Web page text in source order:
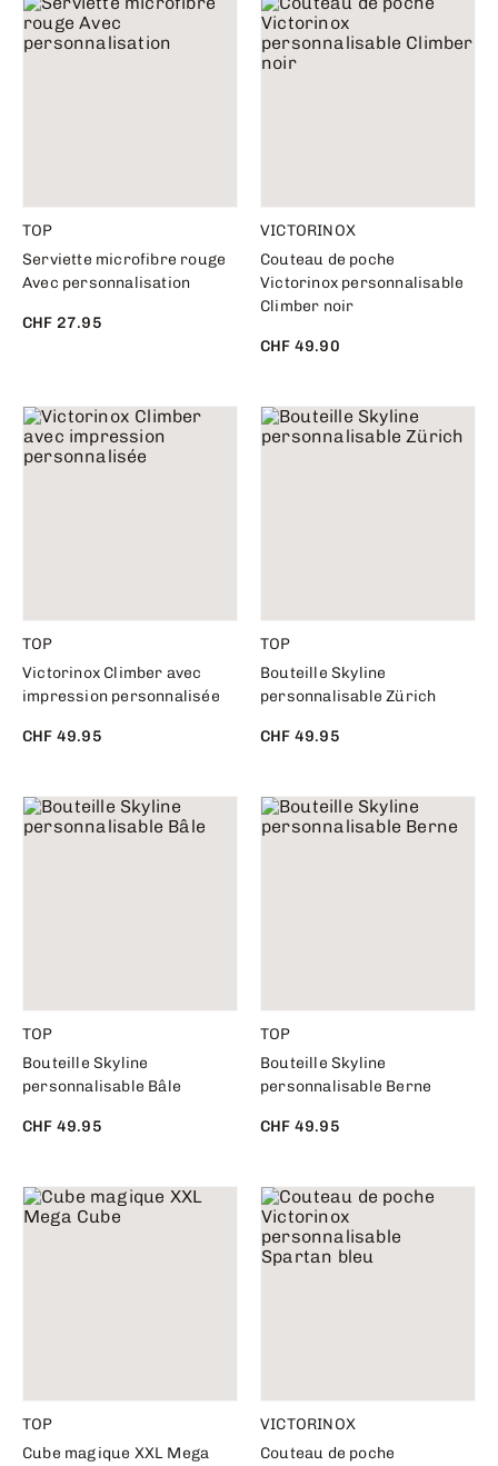
TOP
Serviette microfibre rouge
Avec personnalisation
CHF 27.95
VICTORINOX
Couteau de poche
Victorinox personnalisable
Climber noir
CHF 49.90
TOP
Victorinox Climber avec
impression personnalisée
CHF 49.95
TOP
Bouteille Skyline
personnalisable Zürich
CHF 49.95
TOP
Bouteille Skyline
personnalisable Bâle
CHF 49.95
TOP
Bouteille Skyline
personnalisable Berne
CHF 49.95
TOP
Cube magique XXL Mega
VICTORINOX
Couteau de poche